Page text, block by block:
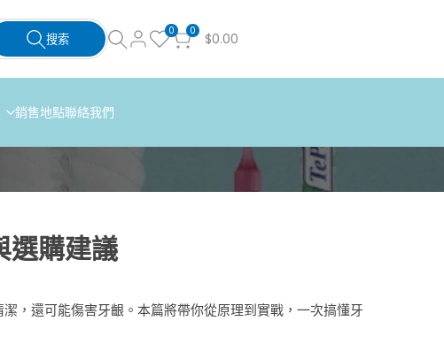
搜索 0 0 $0.00
銷售地點聯絡我們
選購建議
，還可能傷害牙齦。本篇將帶你從原理到實戰，一次搞懂牙